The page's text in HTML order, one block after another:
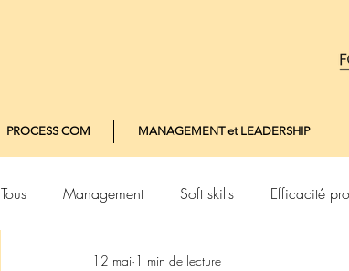
PROCESS COM MANAGEMENT et LEADERSHIP
Tous Management Soft skills Efficacité pro
12 mai 1 min de lecture